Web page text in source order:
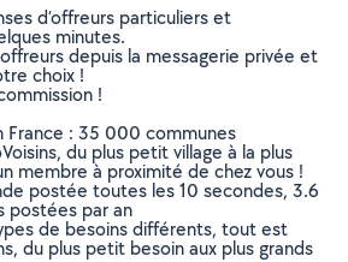
d’offreurs particuliers et
minutes.
depuis la messagerie privée et
choix !
!
France : 35 000 communes
du plus petit village à la plus
membre à proximité de chez vous !
postée toutes les 10 secondes, 3.6
postées par an
de besoins différents, tout est
du plus petit besoin aux plus grands